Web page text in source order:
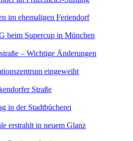
im ehemaligen Feriendorf
beim Supercup in München
– Wichtige Änderungen
eingeweiht
Straße
in der Stadtbücherei
erstrahlt in neuem Glanz